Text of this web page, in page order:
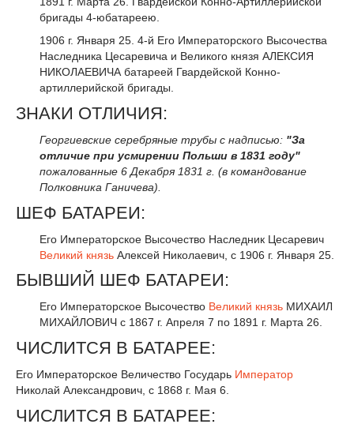
бригады 4-юбатареею.
1906 г. Января 25. 4-й Его Императорского Высочества
Наследника Цесаревича и Великого князя АЛЕКСИЯ
НИКОЛАЕВИЧА батареей Гвардейской Конно-
артиллерийской бригады.
ЗНАКИ ОТЛИЧИЯ:
Георгиевские серебряные трубы с надписью: "За
отличие при усмирении Польши в 1831 году"
пожалованные 6 Декабря 1831 г. (в командование
Полковника Ганичева).
ШЕФ БАТАРЕИ:
Его Императорское Высочество Наследник Цесаревич
Великий князь Алексей Николаевич, с 1906 г. Января 25.
БЫВШИЙ ШЕФ БАТАРЕИ:
Его Императорское Высочество Великий князь МИХАИЛ
МИХАЙЛОВИЧ с 1867 г. Апреля 7 по 1891 г. Марта 26.
ЧИСЛИТСЯ В БАТАРЕЕ:
Его Императорское Величество Государь Император
Николай Александрович, с 1868 г. Мая 6.
ЧИСЛИТСЯ В БАТАРЕЕ: